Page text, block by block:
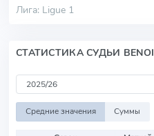
Лига: Ligue 1
СТАТИСТИКА СУДЬИ
Средние значения Суммы